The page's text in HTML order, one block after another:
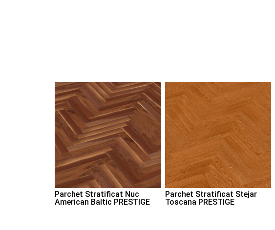
Parchet Stratificat Nuc
American Baltic PRESTIGE
Parchet Stratificat Stejar
Toscana PRESTIGE